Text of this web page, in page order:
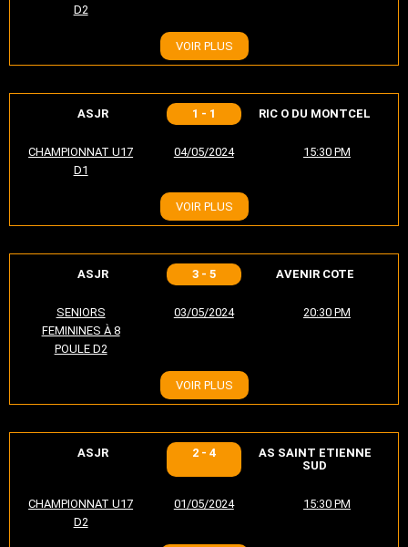
D2
VOIR PLUS
ASJR 1 - 1 RIC O DU MONTCEL
CHAMPIONNAT U17
D1
04/05/2024 15:30 PM
VOIR PLUS
ASJR 3 - 5 AVENIR COTE
SENIORS
FEMININES À 8
POULE D2
03/05/2024 20:30 PM
VOIR PLUS
ASJR 2 - 4
AS SAINT ETIENNE
SUD
CHAMPIONNAT U17
D2
01/05/2024 15:30 PM